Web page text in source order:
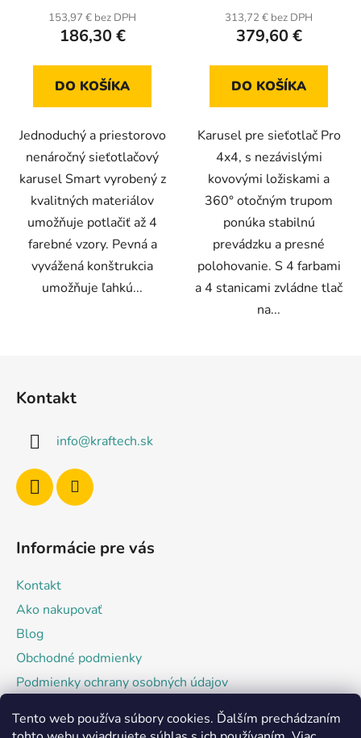
Tento web používa súbory cookies. Ďalším prechádzaním
153,97 € bez DPH
186,30 €
DO KOŠÍKA
Jednoduchý a priestorovo
nenáročný sieťotlačový
karusel Smart vyrobený z
kvalitných materiálov
umožňuje potlačiť až 4
farebné vzory. Pevná a
vyvážená konštrukcia
umožňuje ľahkú...
313,72 € bez DPH
379,60 €
DO KOŠÍKA
Karusel pre sieťotlač Pro
4x4, s nezávislými
kovovými ložiskami a
360° otočným trupom
ponúka stabilnú
prevádzku a presné
polohovanie. S 4 farbami
a 4 stanicami zvládne tlač
na...
Kontakt
info@kraftech.sk
Informácie pre vás
Kontakt
Ako nakupovať
Blog
Obchodné podmienky
Podmienky ochrany osobných údajov